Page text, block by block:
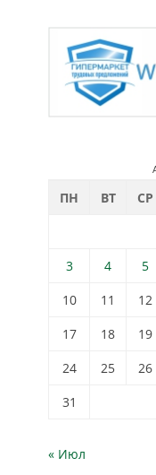
ПН ВТ СР
3
4 5
10
11 12
17
18 19
24
25 26
31
« Июл